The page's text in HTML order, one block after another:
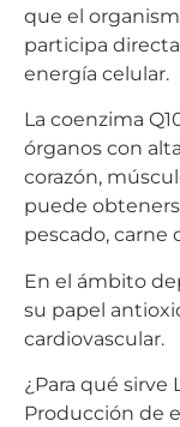
que el
participa
energía celular.
La coenzima
órganos con
corazón,
puede
pescado, carne
En el ámbito
su papel
cardiovascular.
¿Para qué sirve
Producción de